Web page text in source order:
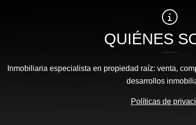
QUIÉNES
Inmobiliaria especialista en propiedad raíz: venta,
desarrollos
Políticas de